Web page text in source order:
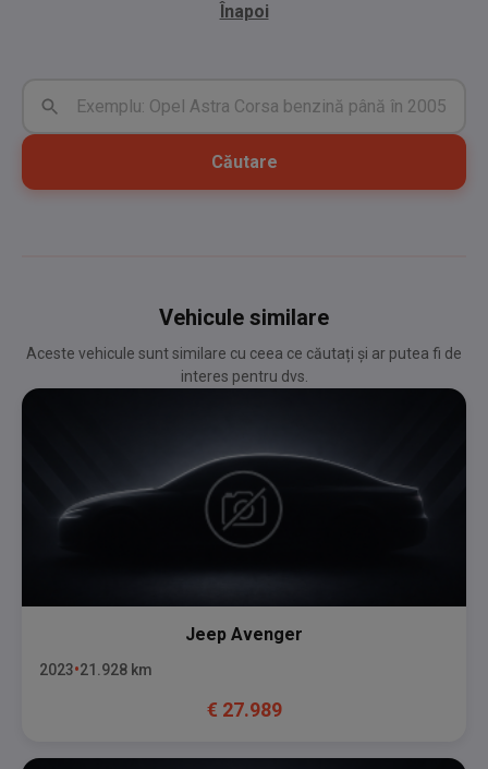
Înapoi
Căutare
Vehicule similare
Aceste vehicule sunt similare cu ceea ce căutați și ar putea fi de
interes pentru dvs.
Jeep Avenger
2023 21.928 km
€ 27.989